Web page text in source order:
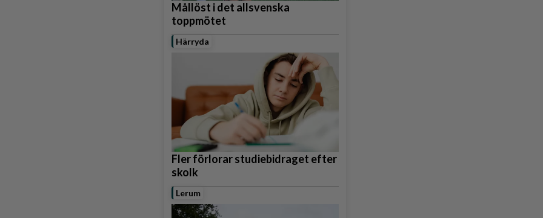
Mållöst i det allsvenska
toppmötet
Härryda
Fler förlorar studiebidraget efter
skolk
Lerum